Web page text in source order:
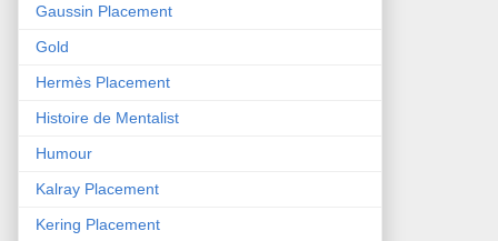
Gaussin Placement
Gold
Hermès Placement
Histoire de Mentalist
Humour
Kalray Placement
Kering Placement